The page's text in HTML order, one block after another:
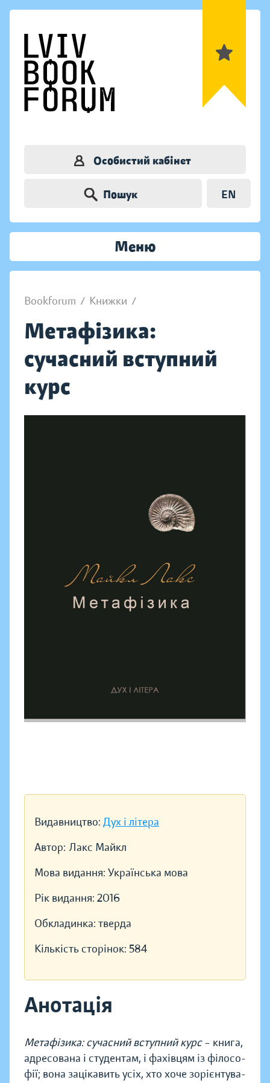
Особистий кабінет
Пошук EN
Меню
Bookforum / Книжки /
Метафізика:
сучасний вступний
курс
Видавництво: Дух і літера
Автор: Лакс Майкл
Мова видання: Українська мова
Рік видання: 2016
Обкладинка: тверда
Кількість сторінок: 584
Анотація
Метафізика: сучасний вступний курс– книга,
адресо­вана і студен­там, і фахі­вцям із філосо­
фії; вона заціка­вить усіх, хто хоче зорієнту­ва­